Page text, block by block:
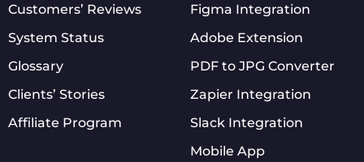
Customers’ Reviews
System Status
Glossary
Clients’ Stories
Affiliate Program
Figma Integration
Adobe Extension
PDF to JPG Converter
Zapier Integration
Slack Integration
Mobile App